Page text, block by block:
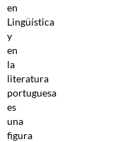
en
Lingüística
y
en
la
literatura
portuguesa
es
una
figura